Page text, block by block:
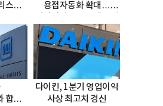
스크
용접자동화 확대…
도입
합작
다이킨, 1분기 영업이익
사상 최고치 경신